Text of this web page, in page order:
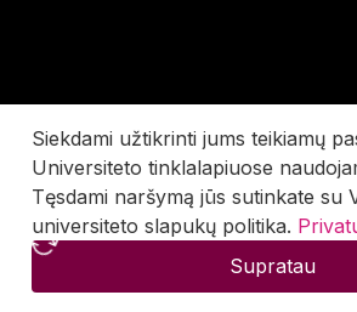
Siekdami užtikrinti jums teikiamų
Universiteto tinklalapiuose
Tęsdami naršymą jūs sutinkate su
universiteto slapukų politika.
Supratau